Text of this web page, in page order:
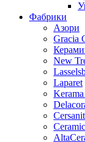
Фабрики
Азори
Gracia
New
Laparet
Cersanit